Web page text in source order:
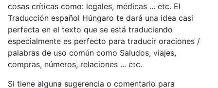
cosas críticas como: legales, médicas ... etc. El
Traducción español Húngaro te dará una idea casi
perfecta en el texto que se está traduciendo
especialmente es perfecto para traducir oraciones /
palabras de uso común como Saludos, viajes,
compras, números, relaciones ... etc.
Si tiene alguna sugerencia o comentario para